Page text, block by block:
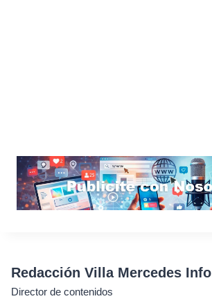
Redacción Villa Mercedes Info
Director de contenidos